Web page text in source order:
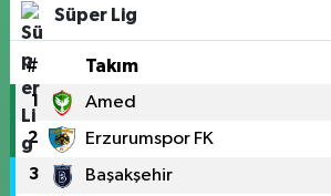
Süper Lig
# Takım
1 Amed
2 Erzurumspor FK
3 Başakşehir